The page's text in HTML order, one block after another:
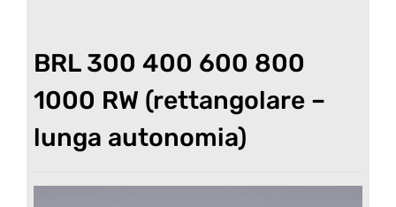
BRL 300 400 600 800
1000 RW (rettangolare –
lunga autonomia)